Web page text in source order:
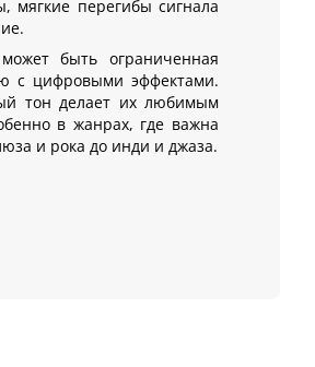
мягкие перегибы сигнала
быть ограниченная
с цифровыми эффектами.
тон делает их любимым
в жанрах, где важна
и рока до инди и джаза.